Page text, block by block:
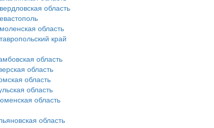
область
область
край
область
область
область
область
область
область